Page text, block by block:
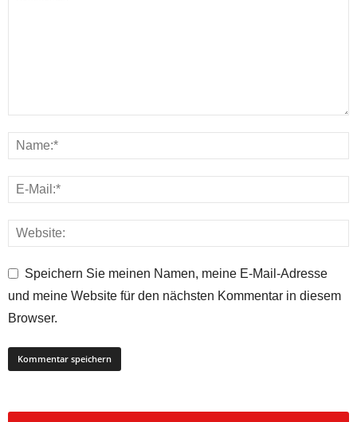
Speichern Sie meinen Namen, meine E-Mail-Adresse
und meine Website für den nächsten Kommentar in diesem
Browser.